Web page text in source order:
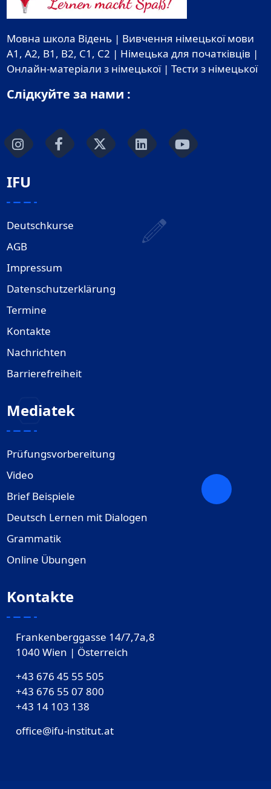
Мовна школа Відень | Вивчення німецької мови
A1, A2, B1, B2, C1, C2 | Німецька для початківців |
Онлайн-матеріали з німецької | Тести з німецької
Слідкуйте за нами :
IFU
Deutschkurse
AGB
Impressum
Datenschutzerklärung
Termine
Kontakte
Nachrichten
Barrierefreiheit
Mediatek
Prüfungsvorbereitung
Video
Brief Beispiele
Deutsch Lernen mit Dialogen
Grammatik
Online Übungen
Kontakte
Frankenberggasse 14/7,7a,8
1040 Wien | Österreich
+43 676 45 55 505
+43 676 55 07 800
‎+43 14 103 138
office@ifu-institut.at